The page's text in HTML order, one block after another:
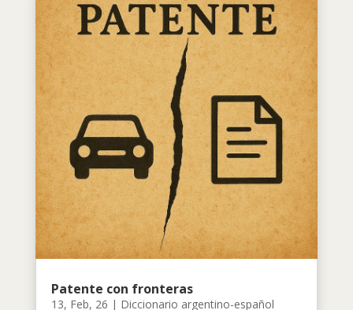
Patente con fronteras
13, Feb, 26 | Diccionario argentino-español